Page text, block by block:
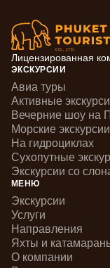
Лицензированная
ЭКСКУРСИИ
Авиа туры
Активные
Вечерние шоу на
Морские экскурсии
На гидроциклах
Сухопутные
Экскурсии со
МЕНЮ
Экскурсии
Услуги
Направления
Яхты и
О компании